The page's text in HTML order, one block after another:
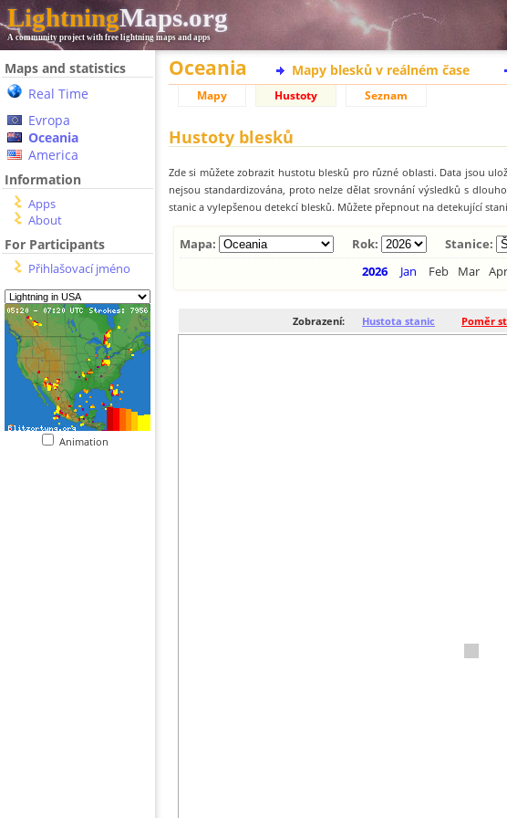
LightningMaps.org
A community project with free lightning maps and apps
Maps and statistics
Real Time
Evropa
Oceania
America
Information
Apps
About
For Participants
Přihlašovací jméno
Animation
Oceania Mapy blesků v reálném čase
Mapy Hustoty Seznam
Hustoty blesků
Zde si můžete zobrazit hustotu blesků pro různé oblasti. Data jsou
nejsou standardizována, proto nelze dělat srovnání výsledků s
stanic a vylepšenou detekcí blesků. Můžete přepnout na detekující
Mapa: Rok:
Stanice:
2026
Jan Feb Mar Apr
Zobrazení: Hustota stanic Poměr